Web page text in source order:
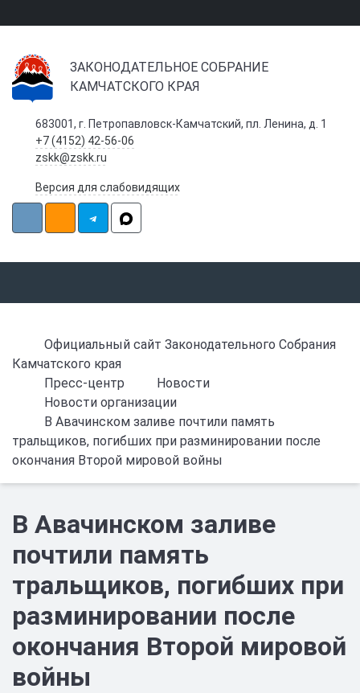
ЗАКОНОДАТЕЛЬНОЕ СОБРАНИЕ
КАМЧАТСКОГО КРАЯ
683001, г. Петропавловск-Камчатский, пл. Ленина, д. 1
+7 (4152) 42-56-06
zskk@zskk.ru
Версия для слабовидящих
Официальный сайт Законодательного Собрания
Камчатского края
Пресс-центр
Новости
Новости организации
В Авачинском заливе почтили память
тральщиков, погибших при разминировании после
окончания Второй мировой войны
В Авачинском заливе
почтили память
тральщиков, погибших при
разминировании после
окончания Второй мировой
войны